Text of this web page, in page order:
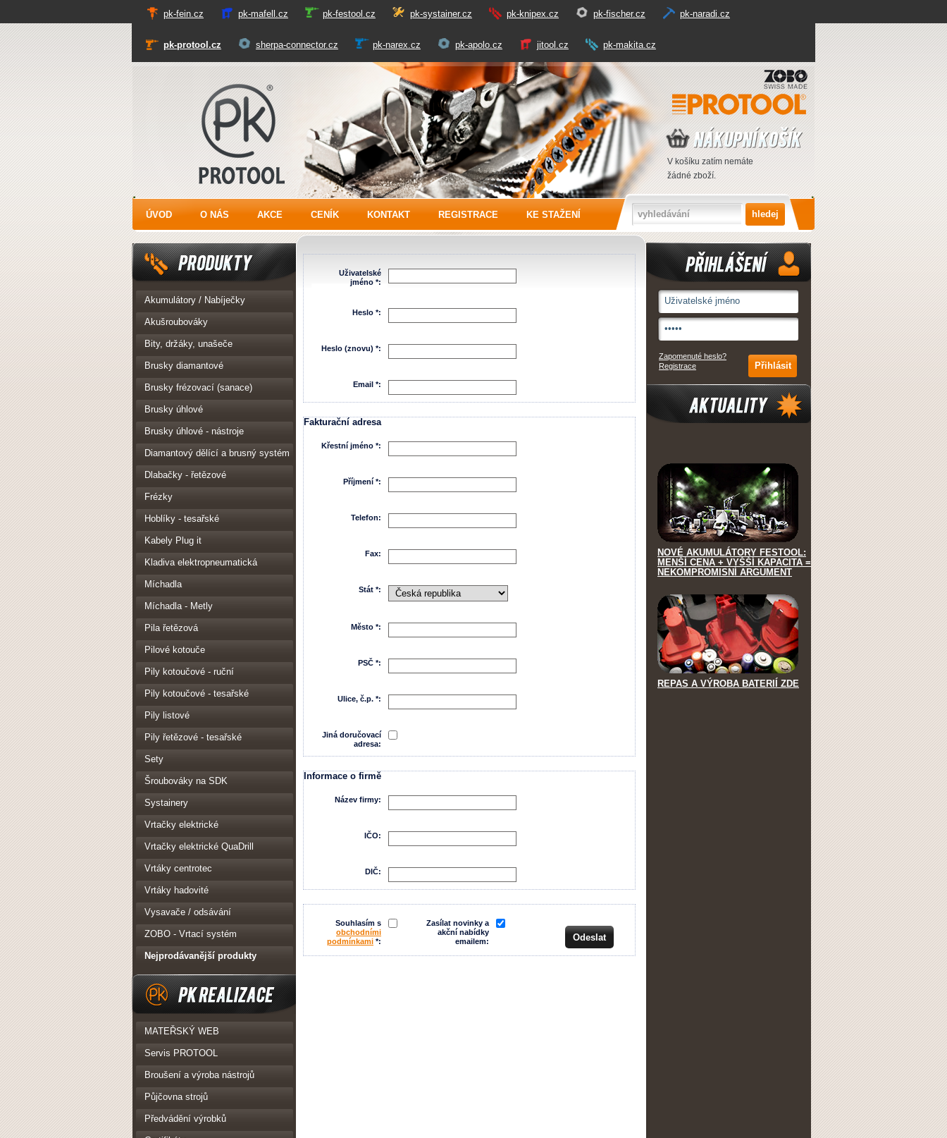
pk-fein.cz pk-mafell.cz pk-festool.cz pk-systainer.cz pk-knipex.cz pk-fischer.cz pk-naradi.cz
pk-protool.cz sherpa-connector.cz pk-narex.cz pk-apolo.cz jitool.cz pk-makita.cz
PK Protool
V košíku zatím nemáte
žádné zboží.
ÚVOD O NÁS AKCE CENÍK KONTAKT REGISTRACE KE STAŽENÍ
Produkty
Akumulátory / Nabíječky
Akušroubováky
Bity, držáky, unašeče
Brusky diamantové
Brusky frézovací (sanace)
Brusky úhlové
Brusky úhlové - nástroje
Diamantový dělící a brusný systém
Dlabačky - řetězové
Frézky
Hoblíky - tesařské
Kabely Plug it
Kladiva elektropneumatická
Míchadla
Míchadla - Metly
Pila řetězová
Pilové kotouče
Pily kotoučové - ruční
Pily kotoučové - tesařské
Pily listové
Pily řetězové - tesařské
Sety
Šroubováky na SDK
Systainery
Vrtačky elektrické
Vrtačky elektrické QuaDrill
Vrtáky centrotec
Vrtáky hadovité
Vysavače / odsávání
ZOBO - Vrtací systém
Nejprodávanější produkty
PK Realizace
MATEŘSKÝ WEB
Servis PROTOOL
Broušení a výroba nástrojů
Půjčovna strojů
Předvádění výrobků
Přihlášení
Zapomenuté heslo?
Registrace
NOVÉ AKUMULÁTORY FESTOOL:
MENŠÍ CENA + VYŠŠÍ KAPACITA =
NEKOMPROMISNÍ ARGUMENT
REPAS A VÝROBA BATERIÍ ZDE
Uživatelské
jméno *:
Heslo *:
Heslo (znovu) *:
Email *:
Fakturační adresa
Křestní jméno *:
Příjmení *:
Telefon:
Fax:
Stát *:
Město *:
PSČ *:
Ulice, č.p. *:
Jiná doručovací
adresa:
Informace o firmě
Název firmy:
IČO:
DIČ:
Souhlasím s
obchodními
podmínkami *:
Zasílat novinky a
akční nabídky
emailem: